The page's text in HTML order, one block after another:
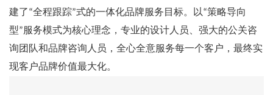
建了“全程跟踪”式的一体化品牌服务目标。以“策略导向
型”服务模式为核心理念，专业的设计人员、强大的公关咨
询团队和品牌咨询人员，全心全意服务每一个客户，最终实
现客户品牌价值最大化。